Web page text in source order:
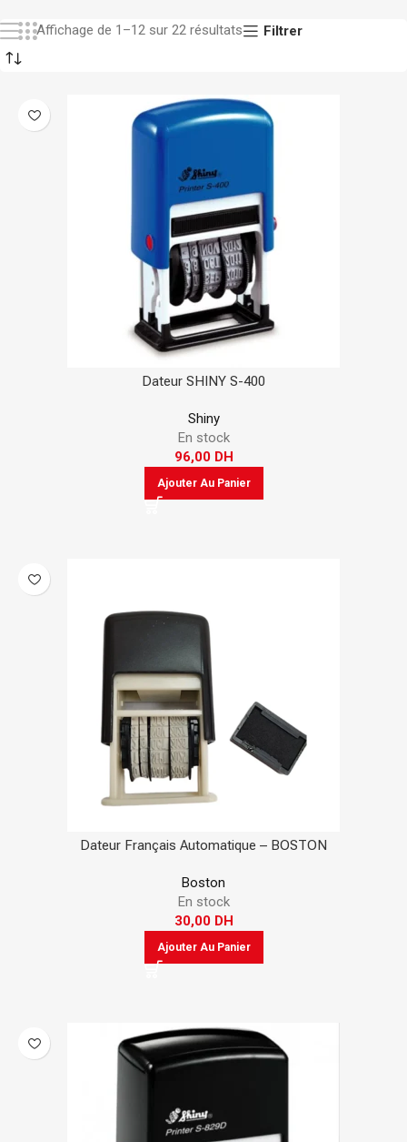
Affichage de 1–12 sur 22 résultats Filtrer
Dateur SHINY S-400
Shiny
En stock
96,00 DH
Ajouter Au Panier
Dateur Français Automatique – BOSTON
Boston
En stock
30,00 DH
Ajouter Au Panier